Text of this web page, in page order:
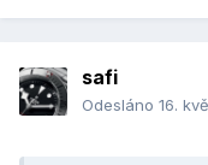
safi
Odesláno 16.